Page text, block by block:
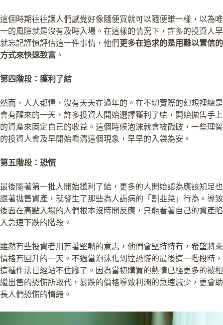
這個時期往往讓人們感覺好像隨便買就可以隨便賺一樣，以為唯
一的風險就是沒有及時入場。在這樣的情況下，許多的投資人早
就忘記謹慎評估這一件事情，他們 更多在追求的是用難以置信的
方式來快速致富 。
第四階段：獲利了結
然而，人人都懂，沒有天天在過年的。在不切實際的幻想裡總是
會有醒來的一天，許多投資人開始選擇獲利了結，開始拋售手上
的資產來固定自己的收益。這個時候泡沫就會被戳破，一些理智
的投資人會及早開始看清這個現象，早早的入袋為安。
第五階段：恐慌
最後隨著第一批人開始獲利了結，更多的人開始認為應該知足也
跟著拋售資產，就發生了那些為人詬病的「割韭菜」行為。導致
後面在高點入場的人們根本沒時間反應，只能看著自己的資產陷
入急速下跌的階段。
雖然有些投資者用有著堅韌的意志，他們會堅持持有，希望將來
價格有回升的一天。不過當泡沫化到達恐慌的最後這一階段時，
這種作法已經站不住腳了。因為當初購買的熱情已經更多的被相
繼出售的恐慌所取代，暴跌的價格導致利潤的急速減少，更會助
長人們恐慌的情緒。